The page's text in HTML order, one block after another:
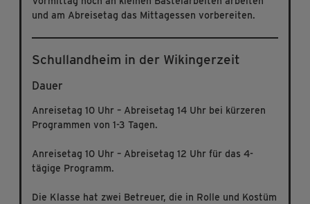
und am Abreisetag das Mittagessen vorbereiten.
Schullandheim in der Wikingerzeit
Dauer
Anreisetag 10 Uhr – Abreisetag 14 Uhr bei kürzeren
Programmen von 1-3 Tagen.
Anreisetag 10 Uhr – Abreisetag 12 Uhr für das 4-
tägige Programm.
Die Klasse hat zwei Betreuer, die in Rolle und Kostüm